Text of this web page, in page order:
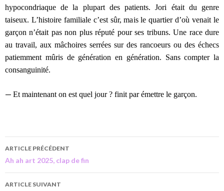
hypocondriaque de la plupart des patients. Jori était du genre
taiseux. L’histoire familiale c’est sûr, mais le quartier d’où venait le
garçon n’était pas non plus réputé pour ses tribuns. Une race dure
au travail, aux mâchoires serrées sur des rancoeurs ou des échecs
patiemment mûris de génération en génération. Sans compter la
consanguinité.
— Et maintenant on est quel jour ? finit par émettre le garçon.
ARTICLE PRÉCÉDENT
Ah ah art 2025, clap de fin
ARTICLE SUIVANT